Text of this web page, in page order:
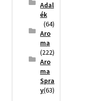
Adal
ék
(64)
Aro
ma
(222)
Aro
ma
Spra
y(63)